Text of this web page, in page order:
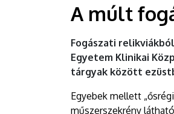
A múlt
Fogászati
Egyetem Klinikai
tárgyak között
Egyebek mellett
műszerszekrény